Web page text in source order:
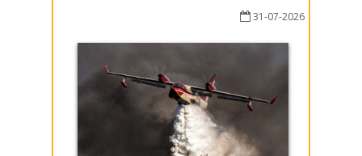
31-07-2026